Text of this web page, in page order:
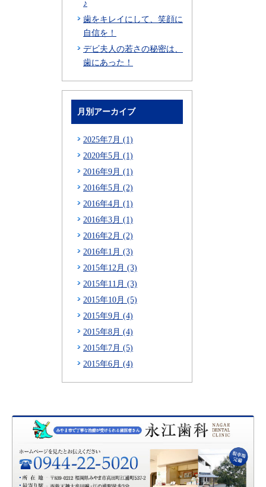
♪
歯をキレイにして、笑顔に
自信を！
デビ夫人の若さの秘密は、
歯にあった！
月別アーカイブ
2025年7月 (1)
2020年5月 (1)
2016年9月 (1)
2016年5月 (2)
2016年4月 (1)
2016年3月 (1)
2016年2月 (2)
2016年1月 (3)
2015年12月 (3)
2015年11月 (3)
2015年10月 (5)
2015年9月 (4)
2015年8月 (4)
2015年7月 (5)
2015年6月 (4)